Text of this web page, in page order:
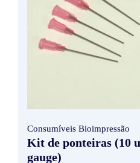
Consumíveis Bioimpressão
Kit de ponteiras (10
gauge)